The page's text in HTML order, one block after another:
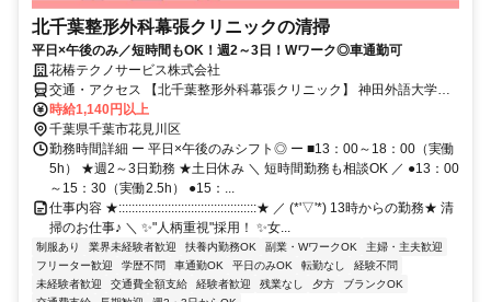
北千葉整形外科幕張クリニックの清掃
平日×午後のみ／短時間もOK！週2～3日！Wワーク◎車通勤可
花椿テクノサービス株式会社
交通・アクセス 【北千葉整形外科幕張クリニック】 神田外語大学バ
ス停～徒歩4分／/JR（京成）幕張駅（徒歩20分）
時給1,140円以上
千葉県千葉市花見川区
勤務時間詳細 ー 平日×午後のみシフト◎ ー ■13：00～18：00（実働
5h） ★週2～3日勤務 ★土日休み ＼ 短時間勤務も相談OK ／ ●13：00
～15：30（実働2.5h） ●15：...
仕事内容 ★::::::::::::::::::::::::::::::::::::::::::★ ／ (*'▽'*) 13時からの勤務★ 清
掃のお仕事♪ ＼ ✨"人柄重視"採用！ ✨女...
制服あり 業界未経験者歓迎 扶養内勤務OK 副業・WワークOK
主婦・主夫歓迎
フリーター歓迎
学歴不問 車通勤OK 平日のみOK 転勤なし
経験不問
未経験者歓迎
交通費全額支給 経験者歓迎 残業なし 夕方
ブランクOK